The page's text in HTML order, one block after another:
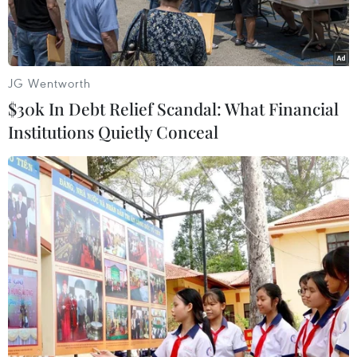
Bác sỹ thăm khám cho bệnh nhân sau phẫu thuật. (Ảnh: TTXVN
phát)
Bệnh viện Đa khoa Trung ương Cần Thơ vừa
phẫu thuật cứu sống một bệnh nhân bị áp xe
trung thất nguy kịch.
JG Wentworth
$30k In Debt Relief Scandal: What Financial
Institutions Quietly Conceal